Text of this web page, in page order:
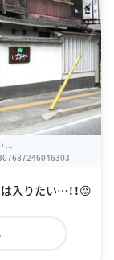
...
入りたい…！！😡